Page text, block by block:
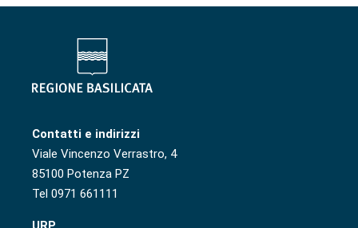
Contatti e indirizzi
Viale Vincenzo Verrastro, 4
85100 Potenza PZ
Tel 0971 661111